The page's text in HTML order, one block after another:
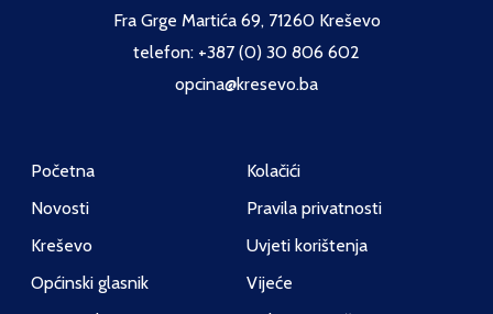
Fra Grge Martića 69, 71260 Kreševo
telefon: +387 (0) 30 806 602
opcina@kresevo.ba
Početna
Novosti
Kreševo
Općinski glasnik
Kolačići
Pravila privatnosti
Uvjeti korištenja
Vijeće